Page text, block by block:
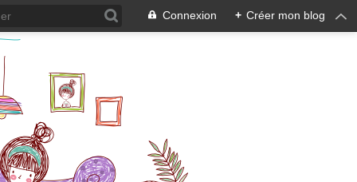
Connexion + Créer mon blog